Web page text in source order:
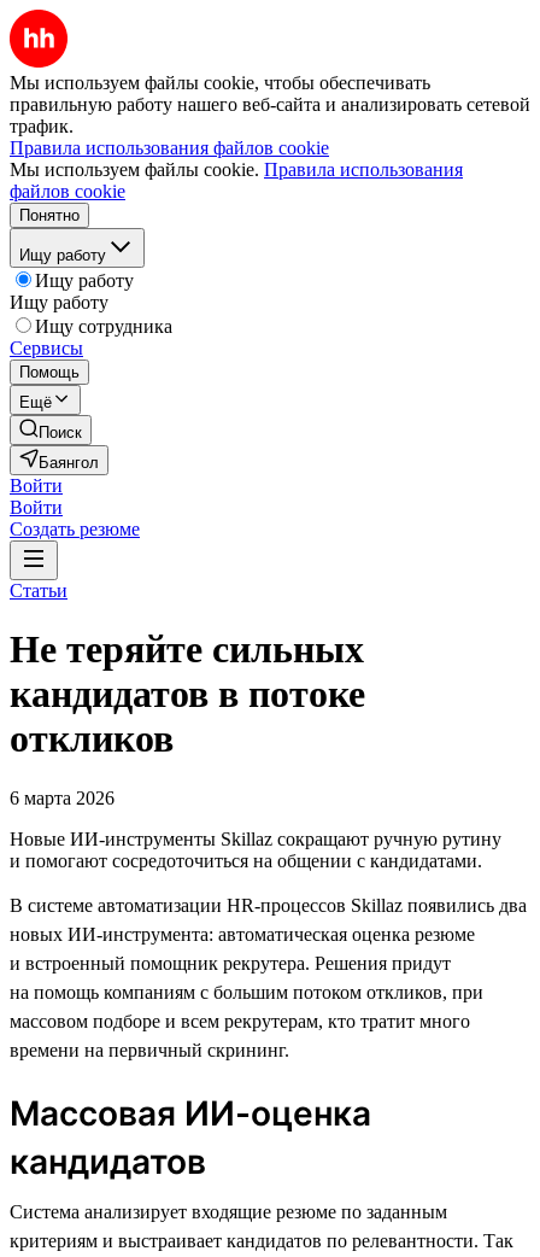
Мы используем файлы cookie, чтобы обеспечивать
правильную работу нашего веб-сайта и анализировать сетевой
трафик.
Правила использования файлов cookie
Мы используем файлы cookie. Правила использования
файлов cookie
Понятно
Ищу работу
Ищу работу
Ищу работу
Ищу сотрудника
Сервисы
Помощь
Ещё
Поиск
Баянгол
Войти
Войти
Создать резюме
Статьи
Не теряйте сильных
кандидатов в потоке
откликов
6 марта 2026
Новые ИИ-инструменты Skillaz сокращают ручную рутину
и помогают сосредоточиться на общении с кандидатами.
В системе автоматизации HR-процессов Skillaz появились два
новых ИИ-инструмента: автоматическая оценка резюме
и встроенный помощник рекрутера. Решения придут
на помощь компаниям с большим потоком откликов, при
массовом подборе и всем рекрутерам, кто тратит много
времени на первичный скрининг.
Массовая ИИ-оценка
кандидатов
Система анализирует входящие резюме по заданным
критериям и выстраивает кандидатов по релевантности. Так